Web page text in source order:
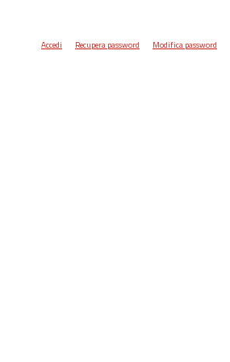
Accedi Recupera password Modifica password